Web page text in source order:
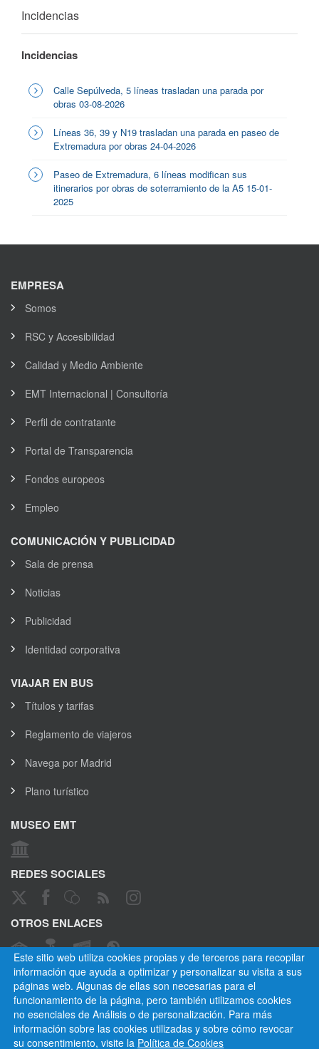
Incidencias
Incidencias
Calle Sepúlveda, 5 líneas trasladan una parada por
obras 03-08-2026
Líneas 36, 39 y N19 trasladan una parada en paseo de
Extremadura por obras 24-04-2026
Paseo de Extremadura, 6 líneas modifican sus
itinerarios por obras de soterramiento de la A5 15-01-
2025
Este sitio web utiliza cookies propias y de terceros para recopilar
información que ayuda a optimizar y personalizar su visita a sus
páginas web. Algunas de ellas son necesarias para el
funcionamiento de la página, pero también utilizamos cookies
no esenciales de Análisis o de personalización. Para más
información sobre las cookies utilizadas y sobre cómo revocar
su consentimiento, visite la Política de Cookies
EMPRESA
Somos
RSC y Accesibilidad
Calidad y Medio Ambiente
EMT Internacional | Consultoría
Perfil de contratante
Portal de Transparencia
Fondos europeos
Empleo
COMUNICACIÓN Y PUBLICIDAD
Sala de prensa
Noticias
Publicidad
Identidad corporativa
VIAJAR EN BUS
Títulos y tarifas
Reglamento de viajeros
Navega por Madrid
Plano turístico
MUSEO EMT
REDES SOCIALES
OTROS ENLACES
CANAL ÉTICO